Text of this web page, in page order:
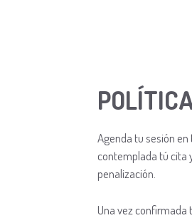
Agenda tu sesión
contemplada tú cita
penalización.
Una vez confirmada